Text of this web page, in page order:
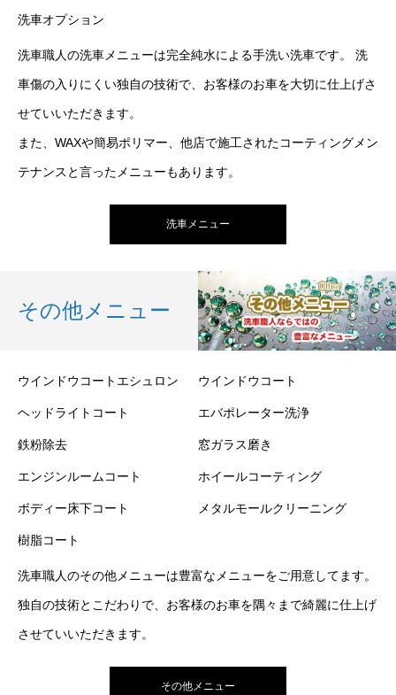
洗車オプション
洗車職人の洗車メニューは完全純水による手洗い洗車です。 洗
車傷の入りにくい独自の技術で、お客様のお車を大切に仕上げさ
せていいただきます。
また、WAXや簡易ポリマー、他店で施工されたコーティングメン
テナンスと言ったメニューもあります。
洗車メニュー
その他メニュー
ウインドウコートエシュロン ウインドウコート
ヘッドライトコート エバポレーター洗浄
鉄粉除去 窓ガラス磨き
エンジンルームコート ホイールコーティング
ボディー床下コート メタルモールクリーニング
樹脂コート
洗車職人のその他メニューは豊富なメニューをご用意してます。
独自の技術とこだわりで、お客様のお車を隅々まで綺麗に仕上げ
させていいただきます。
その他メニュー